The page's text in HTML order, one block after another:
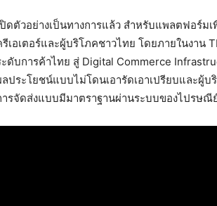
ปิดตัวอย่างเป็นทางการแล้ว สำหรับแพลตฟอร์ม
รีเอเตอร์และผู้บริโภคชาวไทย โดยภายในงาน
ะดับการค้าไทย สู่ Digital Commerce
ลประโยชน์แบบไม่โดนเอารัดเอาเปรียบและผู้
ารจัดส่งแบบมีมาตราฐานผ่านระบบของไปรษณี